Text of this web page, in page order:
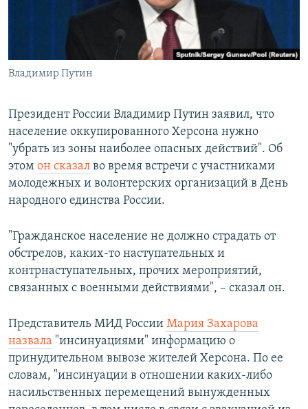
КРЫМ.НЕПОКОРЕННЫЙ
УКРАИНСКАЯ ПРОБЛЕМА КРЫМА
Все сайты RFE/RL
Владимир Путин
Президент России Владимир Путин заявил, что
население оккупированного Херсона нужно
"убрать из зоны наиболее опасных действий". Об
этом он сказал во время встречи с участниками
молодежных и волонтерских организаций в День
народного единства России.
"Гражданское население не должно страдать от
обстрелов, каких-то наступательных и
контрнаступательных, прочих мероприятий,
связанных с военными действиями", – сказал он.
Представитель МИД России Мария Захарова
назвала "инсинуациями" информацию о
принудительном вывозе жителей Херсона. По ее
словам, "инсинуации в отношении каких-либо
насильственных перемещений вынужденных